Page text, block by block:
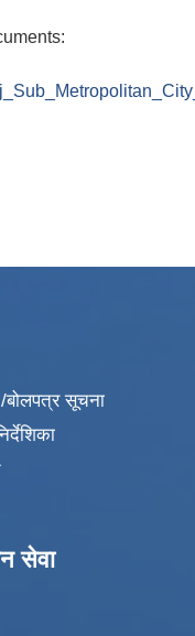
बोलपत्र सूचना
सेवा